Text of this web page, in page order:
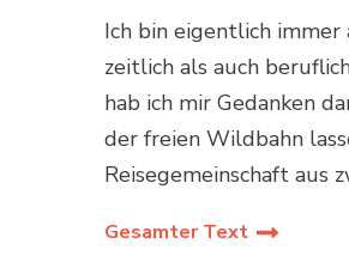
Ich bin eigentlich
zeitlich als auch
hab ich mir Gedanken
der freien Wildbahn
Reisegemeinschaft aus
Gesamter Text